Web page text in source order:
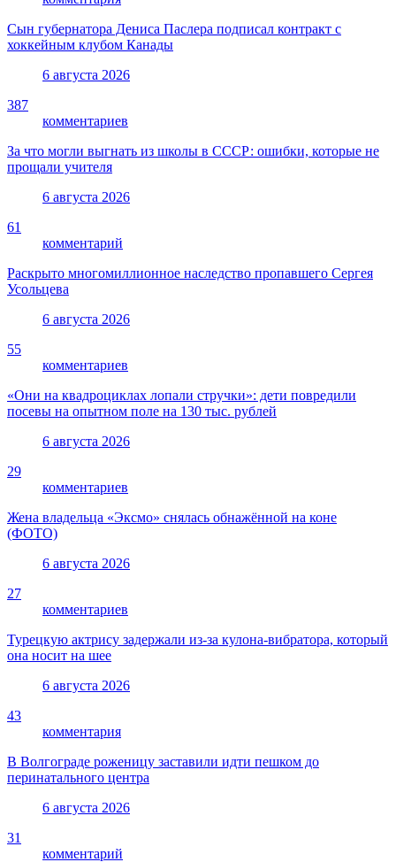
Сын губернатора Дениса Паслера подписал контракт с
хоккейным клубом Канады
6 августа 2026
387
комментариев
За что могли выгнать из школы в СССР: ошибки, которые не
прощали учителя
6 августа 2026
61
комментарий
Раскрыто многомиллионное наследство пропавшего Сергея
Усольцева
6 августа 2026
55
комментариев
«Они на квадроциклах лопали стручки»: дети повредили
посевы на опытном поле на 130 тыс. рублей
6 августа 2026
29
комментариев
Жена владельца «Эксмо» снялась обнажённой на коне
(ФОТО)
6 августа 2026
27
комментариев
Турецкую актрису задержали из-за кулона-вибратора, который
она носит на шее
6 августа 2026
43
комментария
В Волгограде роженицу заставили идти пешком до
перинатального центра
6 августа 2026
31
комментарий